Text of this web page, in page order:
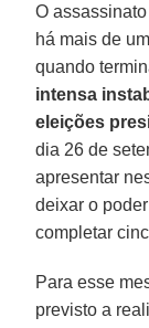
O
há mais de
quando
intensa
eleições
dia 26 de
apresentar
deixar o
completar
Para esse
previsto a